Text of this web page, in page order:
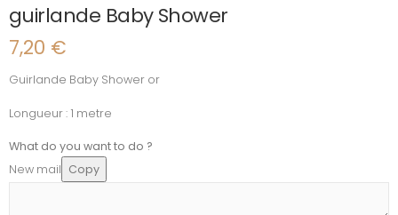
guirlande Baby Shower
7,20 €
Guirlande Baby Shower or
Longueur : 1 metre
What do you want to do ?
New mail Copy